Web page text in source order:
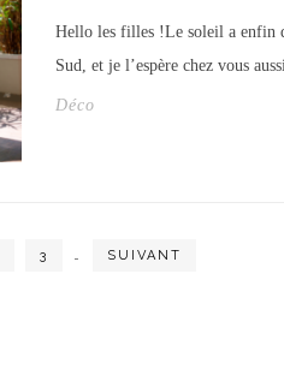
Hello les filles !Le soleil a enfin
Sud, et je l’espère chez vous
Déco
3 … SUIVANT